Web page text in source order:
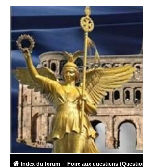
Index du forum Foire aux questions